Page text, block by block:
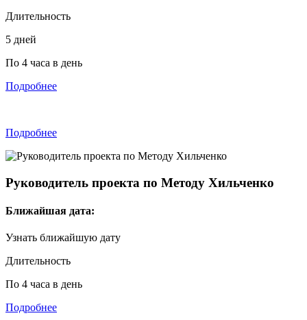
Длительность
5 дней
По 4 часа в день
Подробнее
Подробнее
Руководитель проекта по Методу Хильченко
Ближайшая дата:
Узнать ближайшую дату
Длительность
По 4 часа в день
Подробнее